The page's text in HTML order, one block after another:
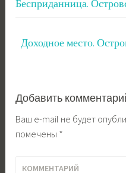
Бесприданница.
Доходное место.
Добавить
Ваш e-mail не будет
помечены *
КОММЕНТАРИЙ